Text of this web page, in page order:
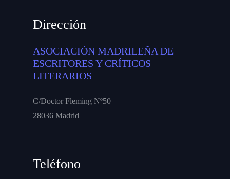
Dirección
ASOCIACIÓN MADRILEÑA DE
ESCRITORES Y CRÍTICOS
LITERARIOS
C/Doctor Fleming Nº50
28036 Madrid
Teléfono